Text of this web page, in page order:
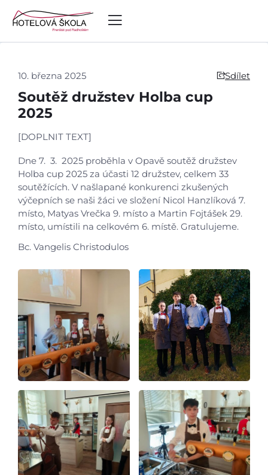
Aktuálně
Škola
Studium
Projekty
Foto
Video a audio
10. března 2025 Sdílet
Soutěž družstev Holba cup
2025
[DOPLNIT TEXT]
Dne 7. 3. 2025 proběhla v Opavě soutěž družstev
Holba cup 2025 za účasti 12 družstev, celkem 33
soutěžících. V našlapané konkurenci zkušených
výčepních se naši žáci ve složení Nicol Hanzlíková 7.
místo, Matyas Vrečka 9. místo a Martin Fojtášek 29.
místo, umístili na celkovém 6. místě. Gratulujeme.
Bc. Vangelis Christodulos